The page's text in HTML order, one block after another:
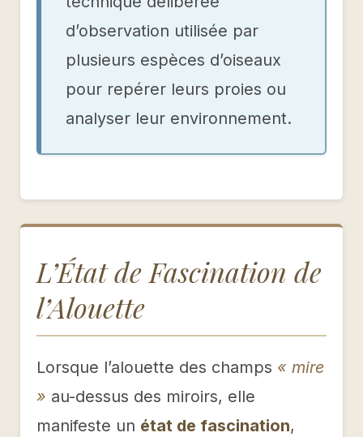
d’observation utilisée par
plusieurs espèces d’oiseaux
pour repérer leurs proies ou
analyser leur environnement.
L’État de Fascination de
l’Alouette
Lorsque l’alouette des champs « mire
» au-dessus des miroirs, elle
manifeste un état de fascination,